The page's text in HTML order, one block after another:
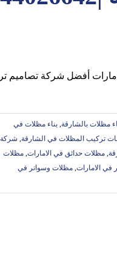
مظلات بالشارقة, بناء مظلات في
تركيب المظلات في الشارقة, شركة
, مظلات حدائق في الامارات, مظلات
في الامارات, مظلات وسواتر في